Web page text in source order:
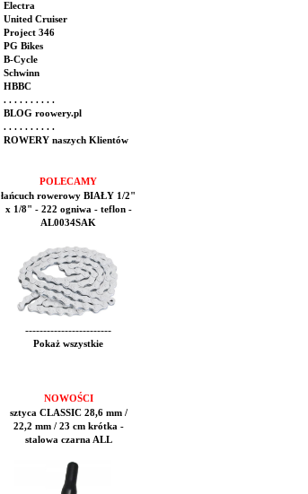
Electra
United Cruiser
Project 346
PG Bikes
B-Cycle
Schwinn
HBBC
. . . . . . . . . .
BLOG roowery.pl
. . . . . . . . . .
ROWERY naszych Klientów
POLECAMY
łańcuch rowerowy BIAŁY 1/2"
x 1/8" - 222 ogniwa - teflon -
AL0034SAK
------------------------
Pokaż wszystkie
NOWOŚCI
sztyca CLASSIC 28,6 mm /
22,2 mm / 23 cm krótka -
stalowa czarna ALL